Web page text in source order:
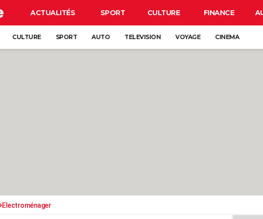
ACTUALITÉS SPORT CULTURE FINANCE
CULTURE SPORT AUTO TELEVISION VOYAGE CINEMA
Electroménager